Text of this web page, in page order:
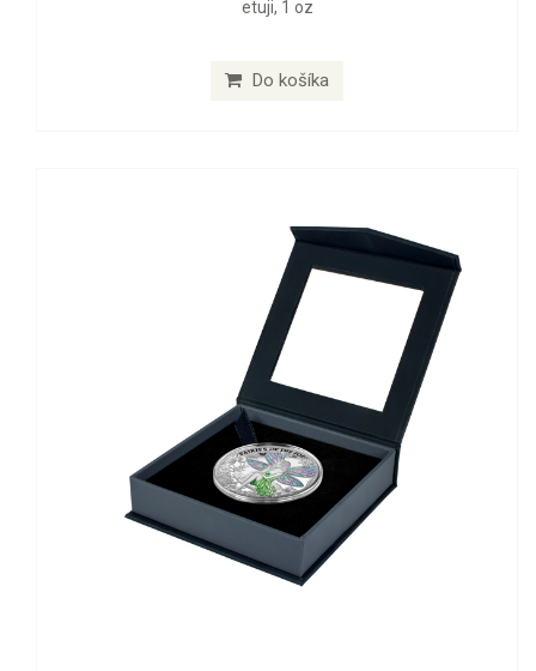
etuji, 1 oz
Do košíka